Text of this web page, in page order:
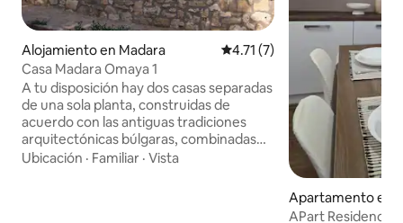
Alojamiento en Madara Calificación promedio: 4.71
4.71 (7)
Casa Madara Omaya 1
A tu disposición hay dos casas separadas
de una sola planta, construidas de
acuerdo con las antiguas tradiciones
arquitectónicas búlgaras, combinadas
con una comodidad moderna. Las casas
Ubicación · Familiar · Vista
Apartamento en
APart Residence